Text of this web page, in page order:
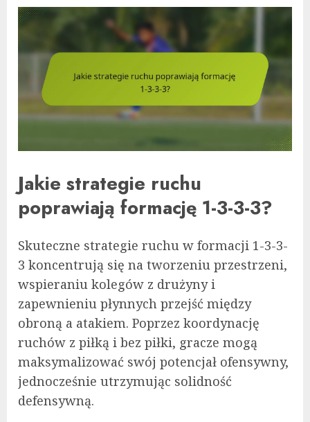
Jakie strategie ruchu
poprawiają formację 1-3-3-3?
Skuteczne strategie ruchu w formacji 1-3-3-
3 koncentrują się na tworzeniu przestrzeni,
wspieraniu kolegów z drużyny i
zapewnieniu płynnych przejść między
obroną a atakiem. Poprzez koordynację
ruchów z piłką i bez piłki, gracze mogą
maksymalizować swój potencjał ofensywny,
jednocześnie utrzymując solidność
defensywną.